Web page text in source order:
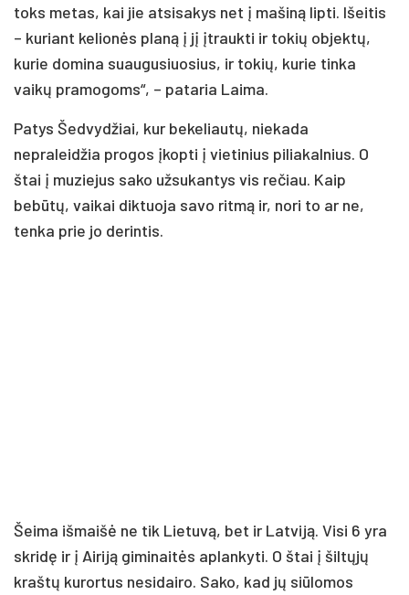
toks metas, kai jie atsisakys net į mašiną lipti. Išeitis
– kuriant kelionės planą į jį įtraukti ir tokių objektų,
kurie domina suaugusiuosius, ir tokių, kurie tinka
vaikų pramogoms“, – pataria Laima.
Patys Šedvydžiai, kur bekeliautų, niekada
nepraleidžia progos įkopti į vietinius piliakalnius. O
štai į muziejus sako užsukantys vis rečiau. Kaip
bebūtų, vaikai diktuoja savo ritmą ir, nori to ar ne,
tenka prie jo derintis.
Šeima išmaišė ne tik Lietuvą, bet ir Latviją. Visi 6 yra
skridę ir į Airiją giminaitės aplankyti. O štai į šiltųjų
kraštų kurortus nesidairo. Sako, kad jų siūlomos